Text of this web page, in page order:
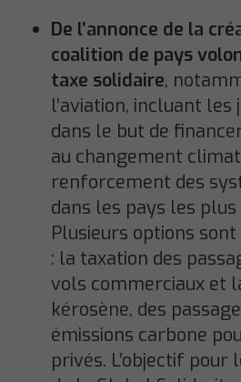
De l’annonce de la
coalition de pays
taxe solidaire,
l’aviation, incluant les
dans le but de
au changement
renforcement des
dans les pays les
Plusieurs options
: la taxation des
vols commerciaux et
kérosène, des
émissions carbone
privés. L’objectif